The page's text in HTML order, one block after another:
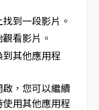
到一段影片。
看影片。
其他應用程
，您可以繼續
用其他應用程